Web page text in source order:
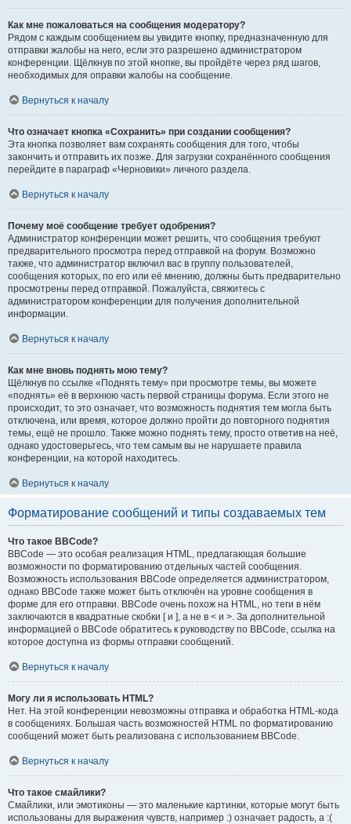
Как мне пожаловаться на сообщения модератору?
Рядом с каждым сообщением вы увидите кнопку, предназначенную для
отправки жалобы на него, если это разрешено администратором
конференции. Щёлкнув по этой кнопке, вы пройдёте через ряд шагов,
необходимых для оправки жалобы на сообщение.
Вернуться к началу
Что означает кнопка «Сохранить» при создании сообщения?
Эта кнопка позволяет вам сохранять сообщения для того, чтобы
закончить и отправить их позже. Для загрузки сохранённого сообщения
перейдите в параграф «Черновики» личного раздела.
Вернуться к началу
Почему моё сообщение требует одобрения?
Администратор конференции может решить, что сообщения требуют
предварительного просмотра перед отправкой на форум. Возможно
также, что администратор включил вас в группу пользователей,
сообщения которых, по его или её мнению, должны быть предварительно
просмотрены перед отправкой. Пожалуйста, свяжитесь с
администратором конференции для получения дополнительной
информации.
Вернуться к началу
Как мне вновь поднять мою тему?
Щёлкнув по ссылке «Поднять тему» при просмотре темы, вы можете
«поднять» её в верхнюю часть первой страницы форума. Если этого не
происходит, то это означает, что возможность поднятия тем могла быть
отключена, или время, которое должно пройти до повторного поднятия
темы, ещё не прошло. Также можно поднять тему, просто ответив на неё,
однако удостоверьтесь, что тем самым вы не нарушаете правила
конференции, на которой находитесь.
Вернуться к началу
Форматирование сообщений и типы создаваемых тем
Что такое BBCode?
BBCode — это особая реализация HTML, предлагающая большие
возможности по форматированию отдельных частей сообщения.
Возможность использования BBCode определяется администратором,
однако BBCode также может быть отключён на уровне сообщения в
форме для его отправки. BBCode очень похож на HTML, но теги в нём
заключаются в квадратные скобки [ и ], а не в < и >. За дополнительной
информацией о BBCode обратитесь к руководству по BBCode, ссылка на
которое доступна из формы отправки сообщений.
Вернуться к началу
Могу ли я использовать HTML?
Нет. На этой конференции невозможны отправка и обработка HTML-кода
в сообщениях. Большая часть возможностей HTML по форматированию
сообщений может быть реализована с использованием BBCode.
Вернуться к началу
Что такое смайлики?
Смайлики, или эмотиконы — это маленькие картинки, которые могут быть
использованы для выражения чувств, например :) означает радость, а :(